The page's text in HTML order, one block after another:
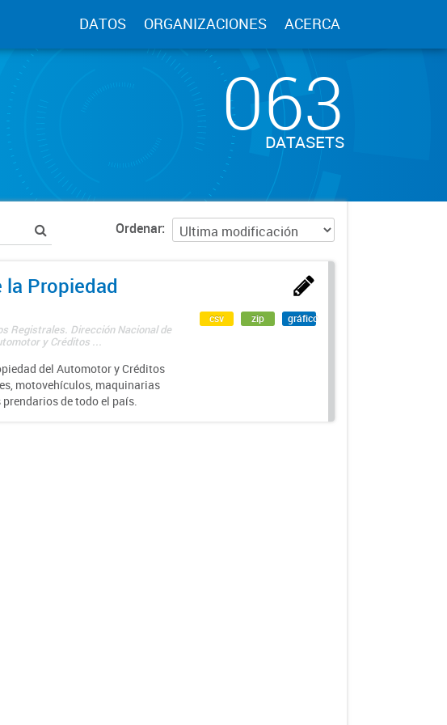
DATOS ORGANIZACIONES ACERCA
063
DATASETS
Ordenar
Propiedad
Registrales. Dirección Nacional de
y Créditos ...
del Automotor y Créditos
motovehículos, maquinarias
de todo el país.
csv zip gráfico